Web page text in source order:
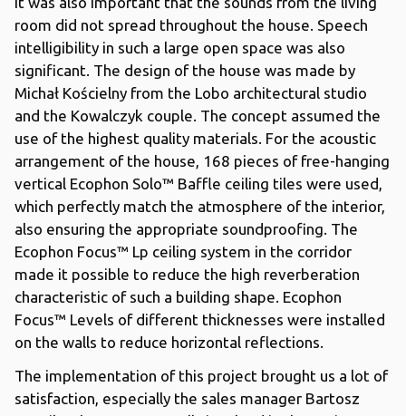
room did not spread throughout the house. Speech
intelligibility in such a large open space was also
significant. The design of the house was made by
Michał Kościelny from the Lobo architectural studio
and the Kowalczyk couple. The concept assumed the
use of the highest quality materials. For the acoustic
arrangement of the house, 168 pieces of free-hanging
vertical Ecophon Solo™ Baffle ceiling tiles were used,
which perfectly match the atmosphere of the interior,
also ensuring the appropriate soundproofing. The
Ecophon Focus™ Lp ceiling system in the corridor
made it possible to reduce the high reverberation
characteristic of such a building shape. Ecophon
Focus™ Levels of different thicknesses were installed
on the walls to reduce horizontal reflections.
The implementation of this project brought us a lot of
satisfaction, especially the sales manager Bartosz